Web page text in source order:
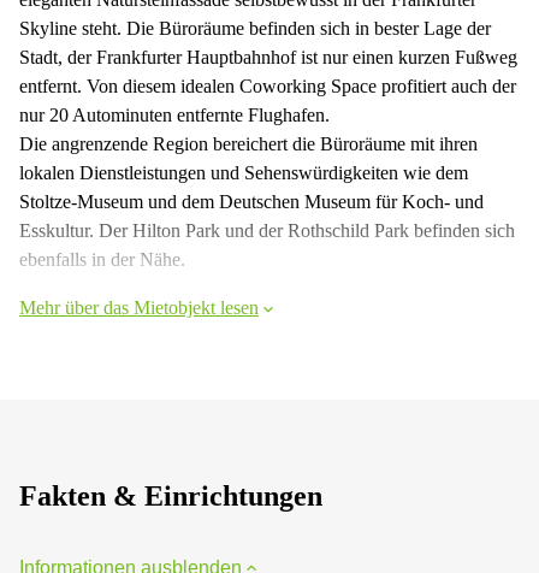
Skyline steht. Die Büroräume befinden sich in bester Lage der
Stadt, der Frankfurter Hauptbahnhof ist nur einen kurzen Fußweg
entfernt. Von diesem idealen Coworking Space profitiert auch der
nur 20 Autominuten entfernte Flughafen.
Die angrenzende Region bereichert die Büroräume mit ihren
lokalen Dienstleistungen und Sehenswürdigkeiten wie dem
Stoltze-Museum und dem Deutschen Museum für Koch- und
Esskultur. Der Hilton Park und der Rothschild Park befinden sich
ebenfalls in der Nähe.
Mehr über das Mietobjekt lesen
Fakten & Einrichtungen
Informationen ausblenden